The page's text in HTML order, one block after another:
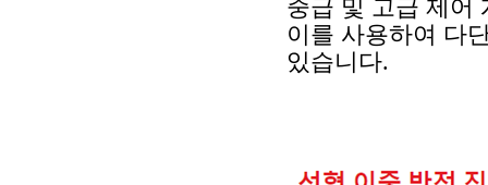
중급 및 고급 제어
이를 사용하여 다
있습니다.